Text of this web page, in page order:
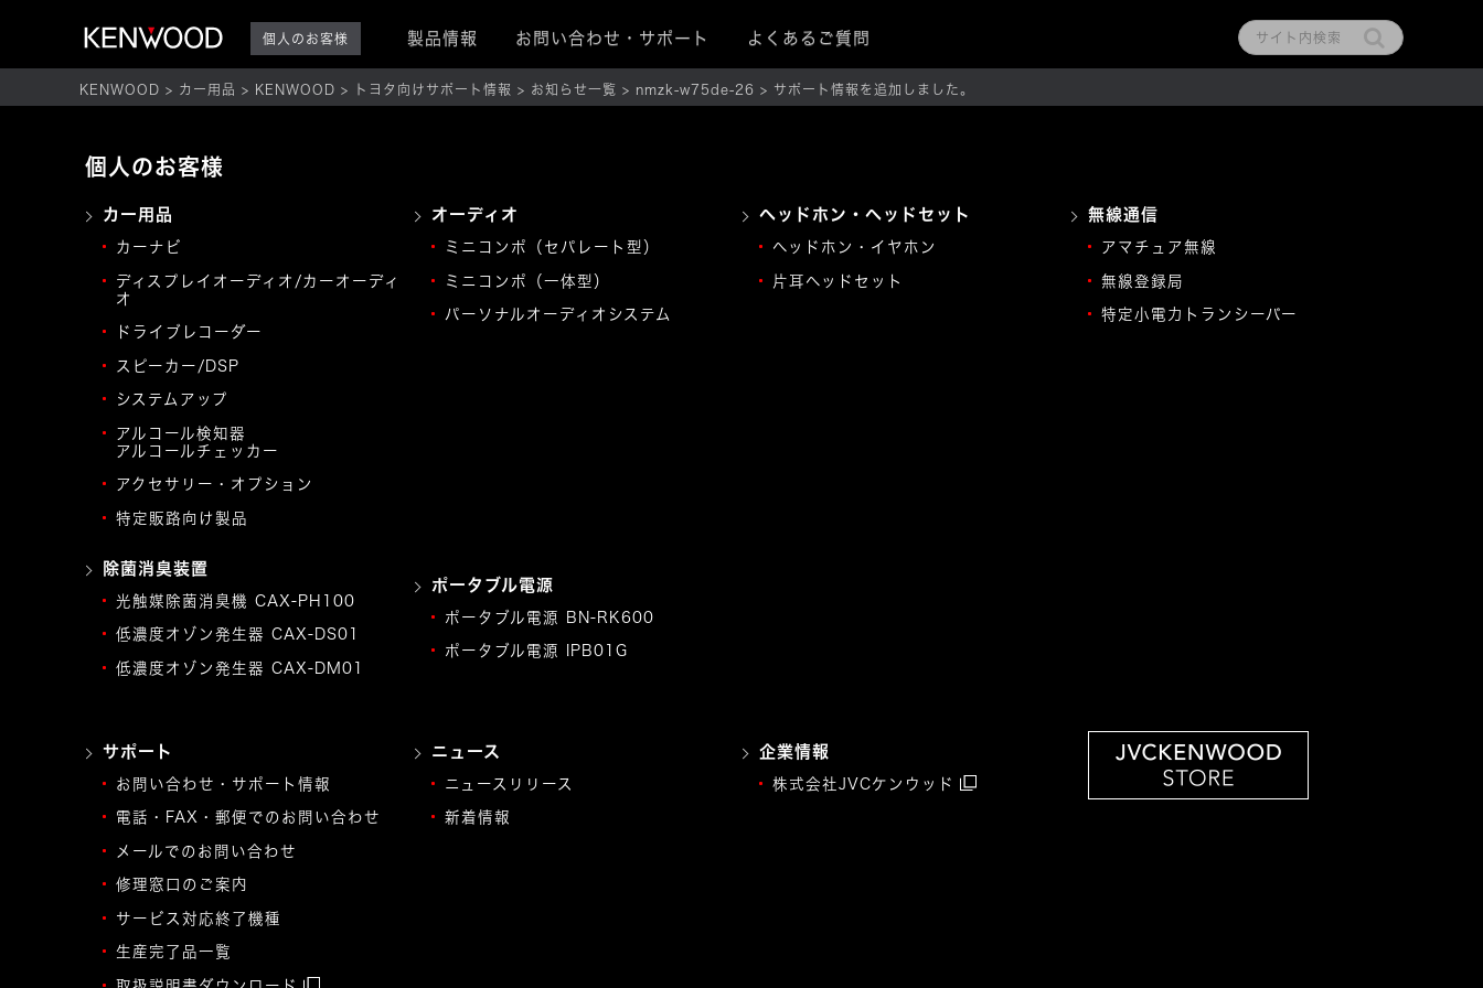
個人のお客様 製品情報 お問い合わせ・サポート よくあるご質問
KENWOOD カー用品 KENWOOD トヨタ向けサポート情報 お知らせ一覧 nmzk-w75de-26 サポート情報を追加しました。
個人のお客様
カー用品
カーナビ
ディスプレイオーディオ/カーオーディ
オ
ドライブレコーダー
スピーカー/DSP
システムアップ
アルコール検知器
アルコールチェッカー
アクセサリー・オプション
特定販路向け製品
オーディオ
ミニコンポ（セパレート型）
ミニコンポ（一体型）
パーソナルオーディオシステム
ヘッドホン・ヘッドセット
ヘッドホン・イヤホン
片耳ヘッドセット
無線通信
アマチュア無線
無線登録局
特定小電力トランシーバー
除菌消臭装置
光触媒除菌消臭機 CAX-PH100
低濃度オゾン発生器 CAX-DS01
低濃度オゾン発生器 CAX-DM01
ポータブル電源
ポータブル電源 BN-RK600
ポータブル電源 IPB01G
サポート
お問い合わせ・サポート情報
電話・FAX・郵便でのお問い合わせ
メールでのお問い合わせ
修理窓口のご案内
サービス対応終了機種
生産完了品一覧
ニュース
ニュースリリース
新着情報
企業情報
株式会社JVCケンウッド